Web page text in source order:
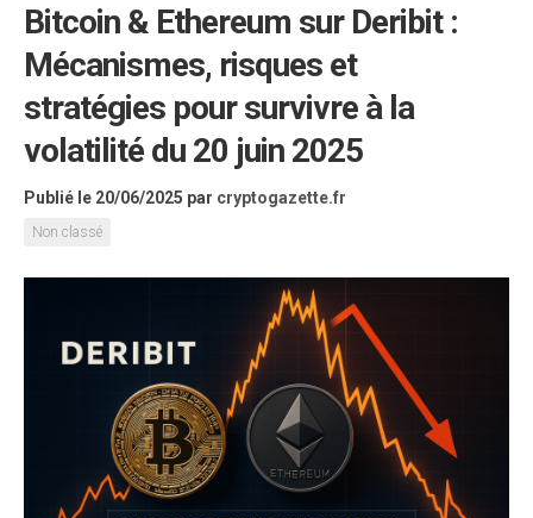
Bitcoin & Ethereum sur Deribit :
Mécanismes, risques et
stratégies pour survivre à la
volatilité du 20 juin 2025
Publié le 20/06/2025 par cryptogazette.fr
Non classé